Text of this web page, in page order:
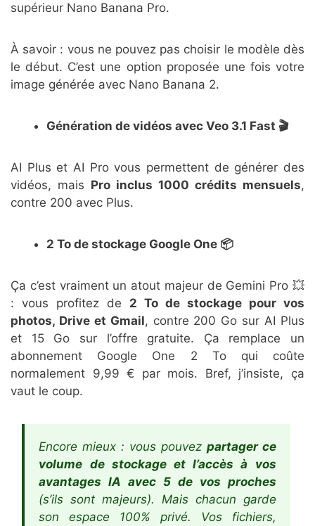
supérieur Nano Banana Pro.
À savoir : vous ne pouvez pas choisir le modèle dès
le début. C’est une option proposée une fois votre
image générée avec Nano Banana 2.
Génération de vidéos avec Veo 3.1 Fast 🎬
AI Plus et AI Pro vous permettent de générer des
vidéos, mais Pro inclus 1000 crédits mensuels,
contre 200 avec Plus.
2 To de stockage Google One 📦
Ça c’est vraiment un atout majeur de Gemini Pro 💥
: vous profitez de 2 To de stockage pour vos
photos, Drive et Gmail, contre 200 Go sur AI Plus
et 15 Go sur l’offre gratuite. Ça remplace un
abonnement Google One 2 To qui coûte
normalement 9,99 € par mois. Bref, j’insiste, ça
vaut le coup.
Encore mieux : vous pouvez partager ce
volume de stockage et l’accès à vos
avantages IA avec 5 de vos proches
(s’ils sont majeurs). Mais chacun garde
son espace 100% privé. Vos fichiers,